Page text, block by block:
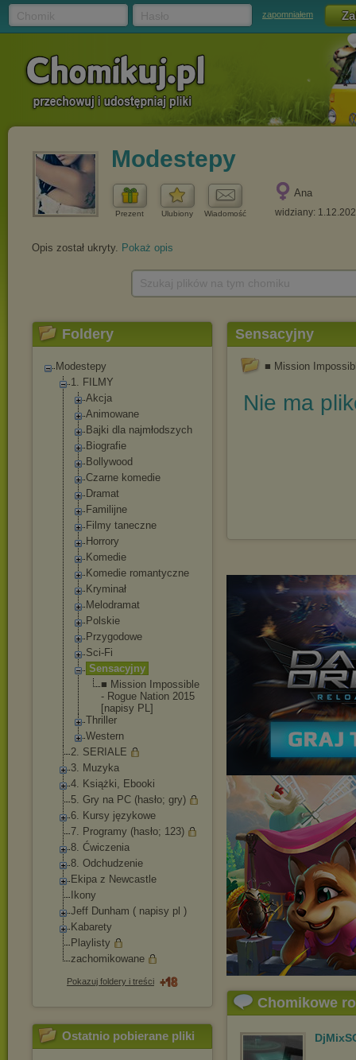
zapomniałem
Modestepy
Prezent Ulubiony Wiadomość
Ana
widziany:
Opis został ukryty. Pokaż opis
Foldery
Modestepy
1. FILMY
Akcja
Animowane
Bajki dla najmłodszych
Biografie
Bollywood
Czarne komedie
Dramat
Familijne
Filmy taneczne
Horrory
Komedie
Komedie romantyczne
Kryminał
Melodramat
Polskie
Przygodowe
Sci-Fi
Sensacyjny
■ Mission Impossible
- Rogue Nation 2015
[napisy PL]
Thriller
Western
2. SERIALE
3. Muzyka
4. Książki, Ebooki
5. Gry na PC (hasło; gry)
6. Kursy językowe
7. Programy (hasło; 123)
8. Ćwiczenia
8. Odchudzenie
Ekipa z Newcastle
Ikony
Jeff Dunham ( napisy pl )
Kabarety
Playlisty
zachomikowane
Pokazuj foldery i treści
Ostatnio pobierane pliki
Sensacyjny
■ Mission
Nie ma
Chomikowe